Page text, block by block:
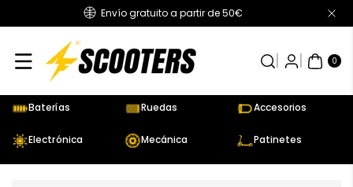
Envío gratuito a partir de 50€
0
AR
TÍC
UL
Baterías Ruedas Accesorios
Electrónica Mecánica Patinetes